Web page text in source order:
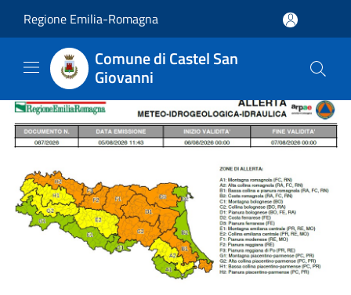
Regione Emilia-Romagna
Comune di Castel San
Giovanni